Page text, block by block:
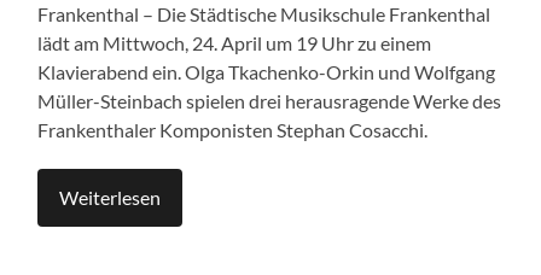
Frankenthal – Die Städtische Musikschule Frankenthal
lädt am Mittwoch, 24. April um 19 Uhr zu einem
Klavierabend ein. Olga Tkachenko-Orkin und Wolfgang
Müller-Steinbach spielen drei herausragende Werke des
Frankenthaler Komponisten Stephan Cosacchi.
Weiterlesen